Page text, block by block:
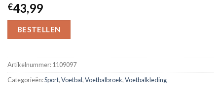
€43,99
BESTELLEN
Artikelnummer:1109097
Categorieën:Sport,Voetbal,Voetbalbroek,Voetbalkleding